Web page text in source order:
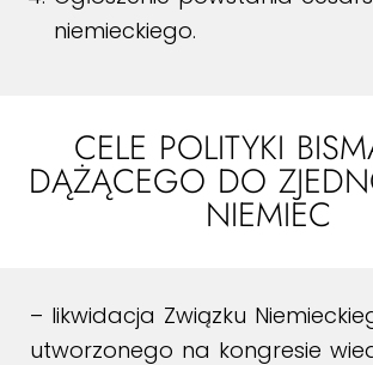
niemieckiego.
CELE POLITYKI
DĄŻĄCEGO DO
NIEMIEC
– likwidacja Związku
utworzonego na kongresie